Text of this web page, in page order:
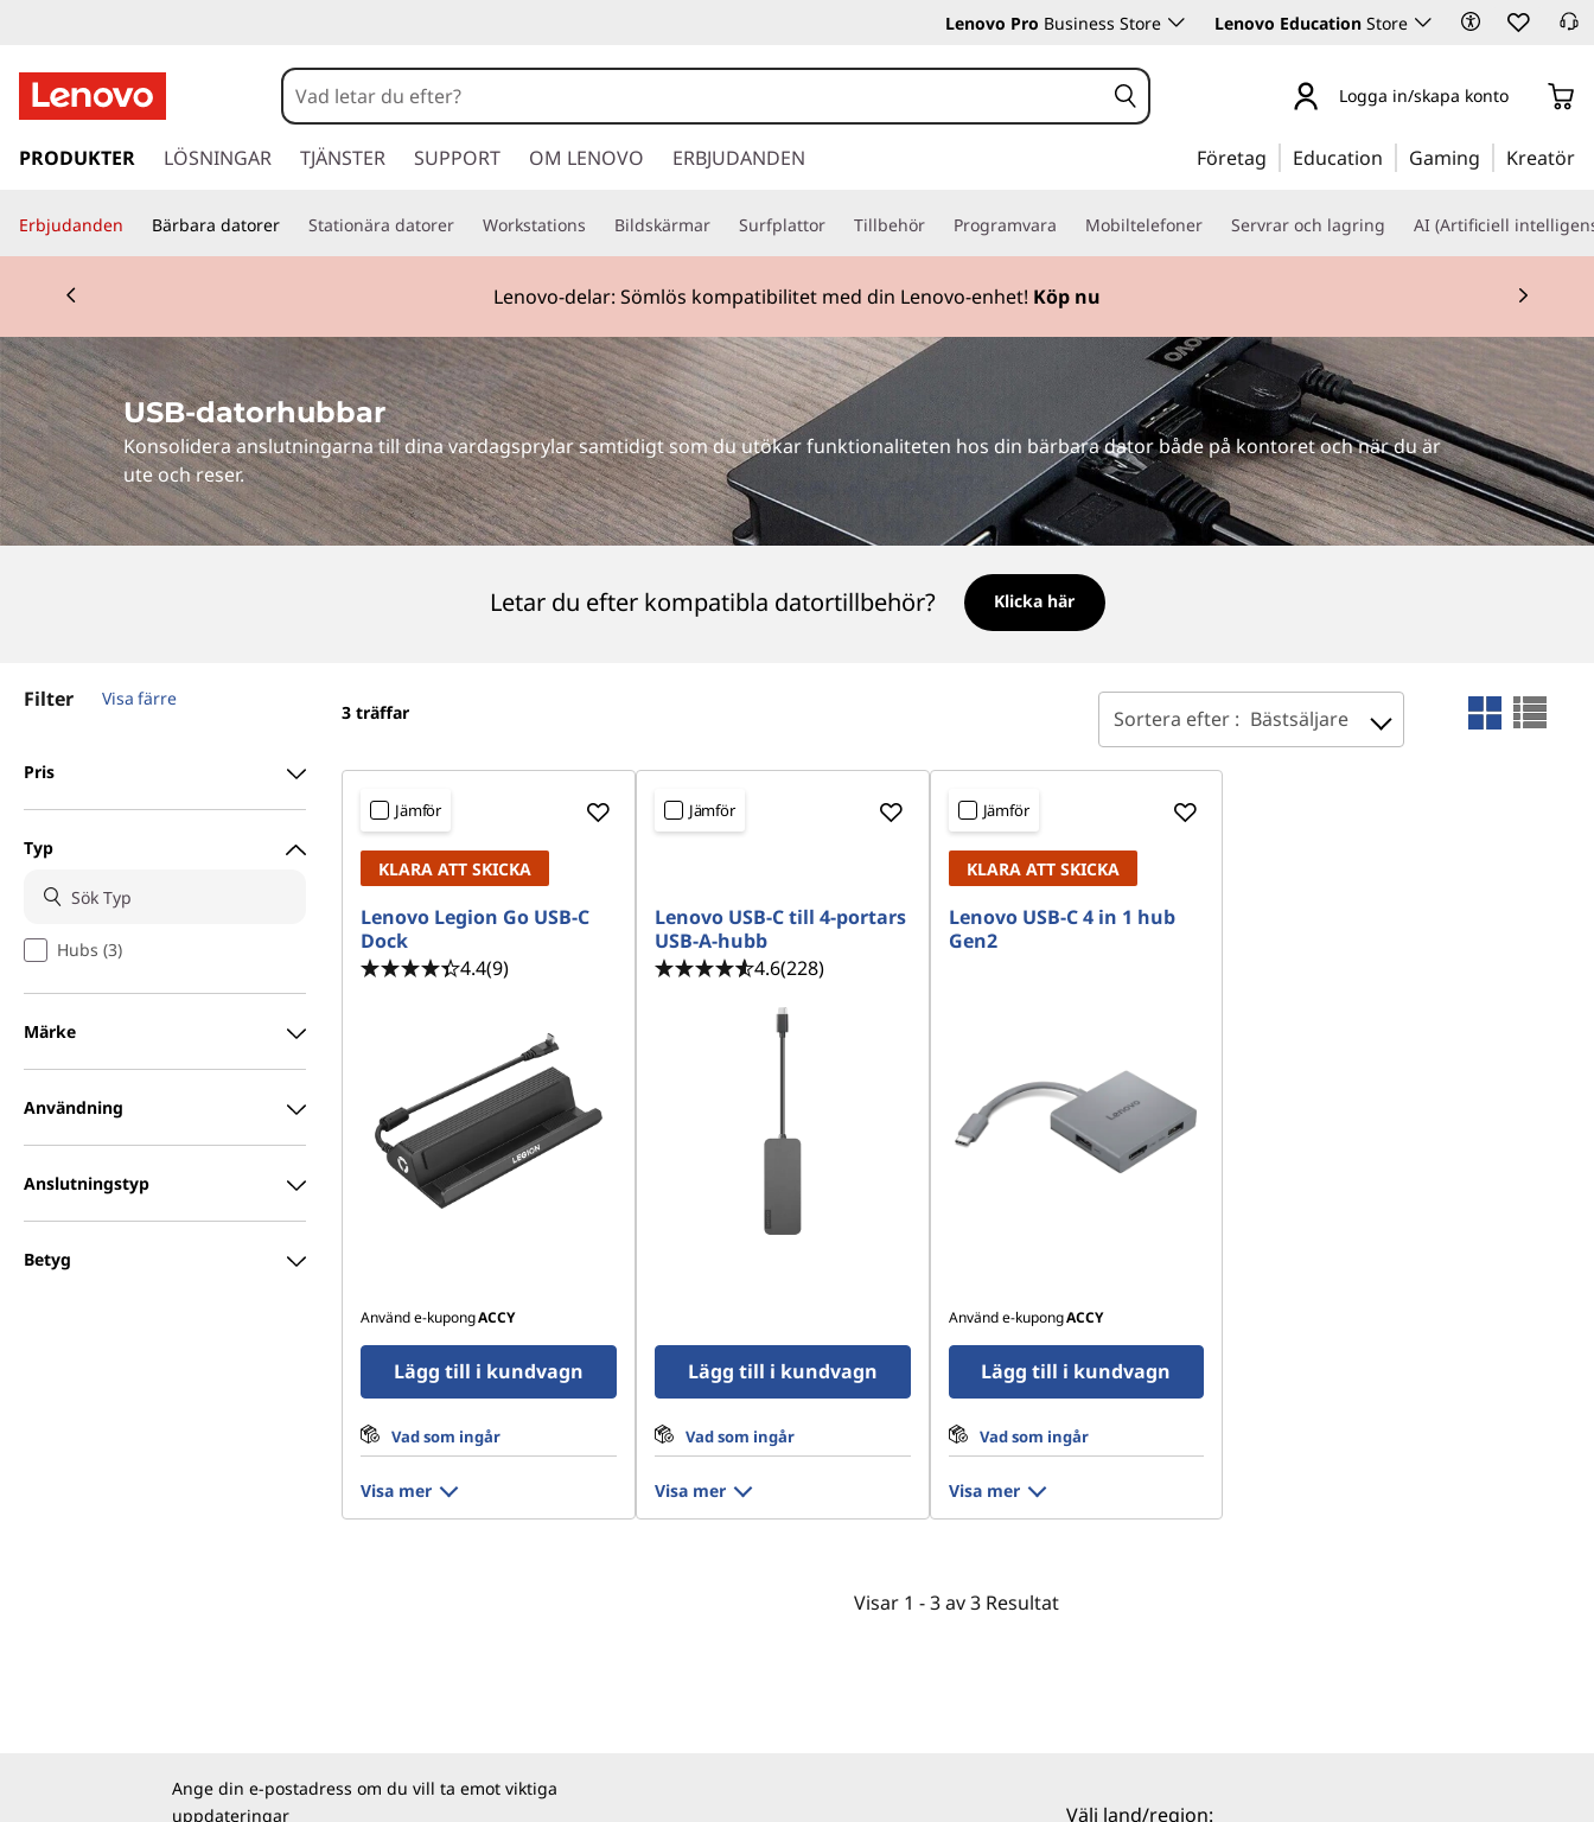
S
B
d
t
o
r
h
u
Lenovo Pro Business Store Lenovo Education Store
o
a
v
a
r
e
t
i
l
l
h
u
n
å
e
Logga in/skapa konto
PRODUKTER LÖSNINGAR TJÄNSTER SUPPORT OM LENOVO ERBJUDANDEN Företag Education Gaming Kreatör
Erbjudanden Bärbara datorer Stationära datorer Workstations Bildskärmar Surfplattor Tillbehör Programvara Mobiltelefoner Servrar och lagring AI (Artificiell
Lenovo-delar: Sömlös kompatibilitet med din Lenovo-enhet! Köp nu
USB-datorhubbar
Konsolidera anslutningarna till dina vardagsprylar samtidigt som du utökar funktionaliteten hos din bärbara dator både på kontoret och när du är
ute och reser.
Letar du efter kompatibla datortillbehör? Klicka här
Filter Visa färre
Pris
Typ
Hubs (3)
Märke
Användning
Anslutningstyp
Betyg
3 träffar Sortera efter : Bästsäljare
Jämför
KLARA ATT SKICKA
Lenovo Legion Go USB-C
Dock
4.4(9)
Använd e-kupongACCY
Lägg till i kundvagn
Vad som ingår
Visa mer
Jämför
Lenovo USB-C till 4-portars
USB-A-hubb
4.6(228)
Lägg till i kundvagn
Vad som ingår
Visa mer
Jämför
KLARA ATT SKICKA
Lenovo USB-C 4 in 1 hub
Gen2
Använd e-kupongACCY
Lägg till i kundvagn
Vad som ingår
Visa mer
Visar1 -3 av 3 Resultat
Ange din e-postadress om du vill ta emot viktiga
uppdateringar
Välj land/region: